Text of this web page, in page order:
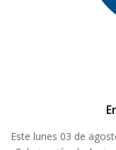
Este lunes 03 de